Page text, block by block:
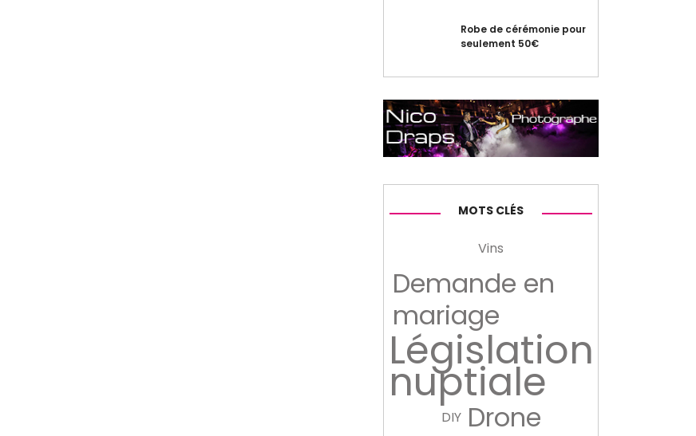
Robe de cérémonie pour
seulement 50€
MOTS CLÉS
Vins
Demande en
mariage
Législation
nuptiale
DIY Drone